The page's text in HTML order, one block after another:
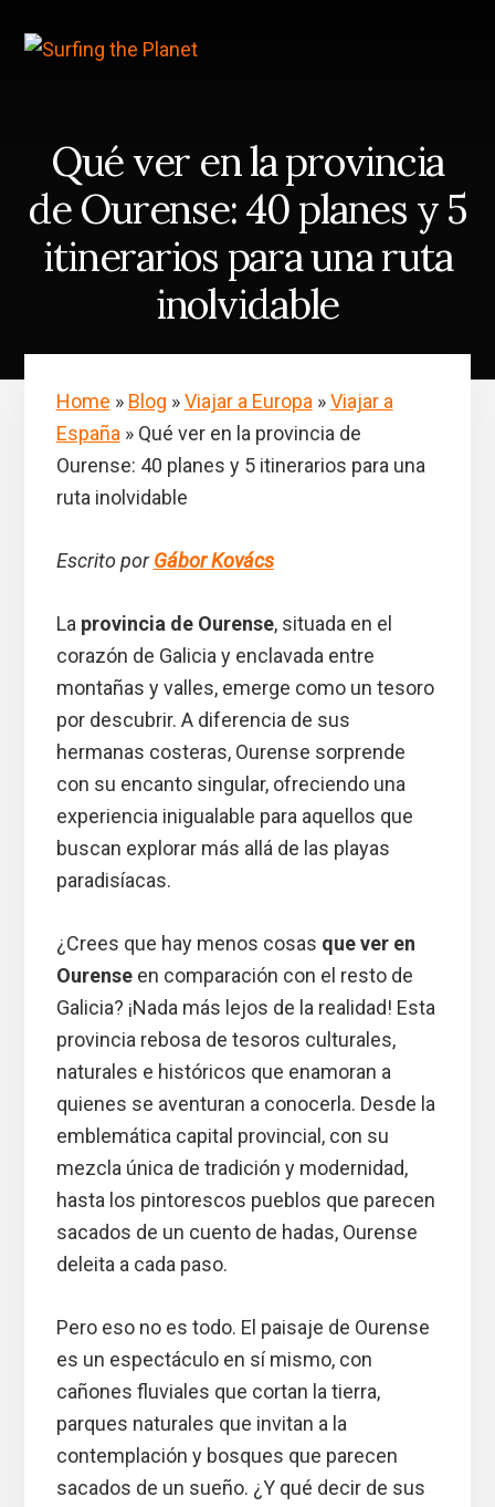
content
Qué ver en la provincia
de Ourense: 40 planes y 5
itinerarios para una ruta
inolvidable
Home » Blog »Viajar a Europa»Viajar a
España» Qué ver en la provincia de
Ourense: 40 planes y 5 itinerarios para una
ruta inolvidable
Escrito porGábor Kovács
La provincia de Ourense, situada en el
corazón de Galicia y enclavada entre
montañas y valles, emerge como un tesoro
por descubrir. A diferencia de sus
hermanas costeras, Ourense sorprende
con su encanto singular, ofreciendo una
experiencia inigualable para aquellos que
buscan explorar más allá de las playas
paradisíacas.
¿Crees que hay menos cosas que ver en
Ourenseen comparación con el resto de
Galicia? ¡Nada más lejos de la realidad! Esta
provincia rebosa de tesoros culturales,
naturales e históricos que enamoran a
quienes se aventuran a conocerla. Desde la
emblemática capital provincial, con su
mezcla única de tradición y modernidad,
hasta los pintorescos pueblos que parecen
sacados de un cuento de hadas, Ourense
deleita a cada paso.
Pero eso no es todo. El paisaje de Ourense
es un espectáculo en sí mismo, con
cañones fluviales que cortan la tierra,
parques naturales que invitan a la
contemplación y bosques que parecen
sacados de un sueño. ¿Y qué decir de sus